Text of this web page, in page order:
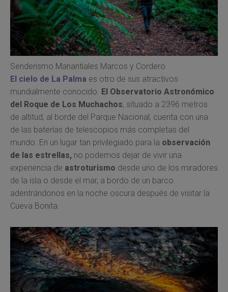
Senderismo Manantiales Marcos y Cordero
El cielo de La Palma es otro de sus atractivos
mundialmente conocido. El Observatorio Astronómico
del Roque de Los Muchachos, situado a 2396 metros
de altitud, al borde del Parque Nacional, cuenta con una
de las baterías de telescopios más completas del
mundo. En un lugar tan privilegiado para la observación
de las estrellas, no podemos dejar de vivir una
experiencia de astroturismo desde uno de los miradores
de la isla o desde el mar, a bordo de un barco
adentrándonos en la noche oscura después de visitar la
Cueva Bonita.